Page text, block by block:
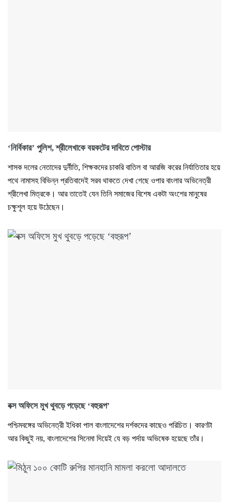
‘নির্বিকার’ পুলিশ, শ্রীলেখাকে বয়কটের দাবিতে পোস্টার
শাসক দলের নেতাদের দুর্নীতি, শিক্ষকদের চাকরি বাতিল বা আরজি করের নির্যাতিতার হয়ে
পথে নামাসহ বিভিন্ন প্রতিবাদেই সরব থাকতে দেখা গেছে ওপার বাংলার অভিনেত্রী
শ্রীলেখা মিত্রকে। আর তাতেই যেন তিনি সমাজের বিশেষ একটা অংশের মানুষের
চক্ষুশূল হয়ে উঠেছেন।
বক্স অফিসে মুখ থুবড়ে পড়েছে ‘বহুরূপ’
পশ্চিমবঙ্গের অভিনেত্রী ইধিকা পাল বাংলাদেশের দর্শকদের কাছেও পরিচিত। কারণটা
আর কিছুই নয়, বাংলাদেশের সিনেমা দিয়েই যে বড় পর্দায় অভিষেক হয়েছে তাঁর।